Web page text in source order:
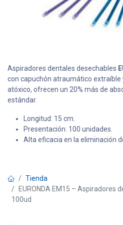
Aspiradores dentales desechables
con capuchón atraumático
atóxico, ofrecen un 20% más de
estándar.
Longitud: 15 cm.
Presentación: 100 unidades.
Alta eficacia en la eliminación
Tienda
EURONDA EM15 – Aspiradores
100ud